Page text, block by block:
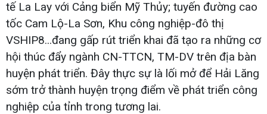
tế La Lay với Cảng biển Mỹ Thủy; tuyến đường cao
tốc Cam Lộ-La Sơn, Khu công nghiệp-đô thị
VSHIP8...đang gấp rút triển khai đã tạo ra những cơ
hội thúc đẩy ngành CN-TTCN, TM-DV trên địa bàn
huyện phát triển. Đây thực sự là lối mở để Hải Lăng
sớm trở thành huyện trọng điểm về phát triển công
nghiệp của tỉnh trong tương lai.